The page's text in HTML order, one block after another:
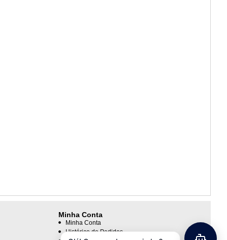
Minha Conta
Minha Conta
Histórico de Pedidos